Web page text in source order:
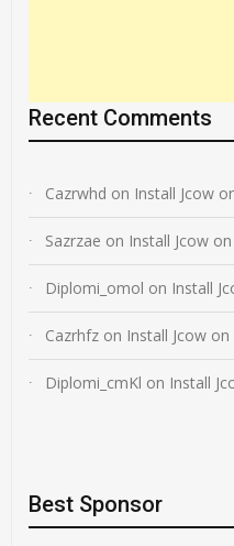
Recent Comments
Cazrwhd on Install Jcow
Sazrzae on Install Jcow
Diplomi_omol on Install
Cazrhfz on Install Jcow on
Diplomi_cmKl on Install
Best Sponsor